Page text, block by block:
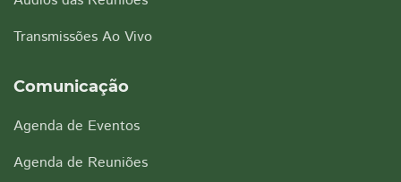
Transmissões Ao Vivo
Comunicação
Agenda de Eventos
Agenda de Reuniões